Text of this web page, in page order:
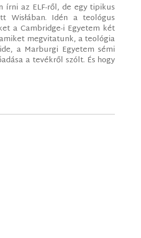
írni az ELF-ről, de egy tipikus
Wisłában. Idén a teológus
a Cambridge-i Egyetem két
megvitatunk, a teológia
a Marburgi Egyetem sémi
a tevékről szólt. És hogy